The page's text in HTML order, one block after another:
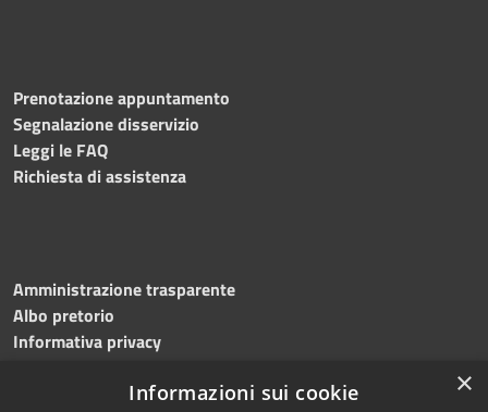
Prenotazione appuntamento
Segnalazione disservizio
Leggi le FAQ
Richiesta di assistenza
Amministrazione trasparente
Albo pretorio
Informativa privacy
Dichiarazione di accessibilità
×
Informazioni sui cookie